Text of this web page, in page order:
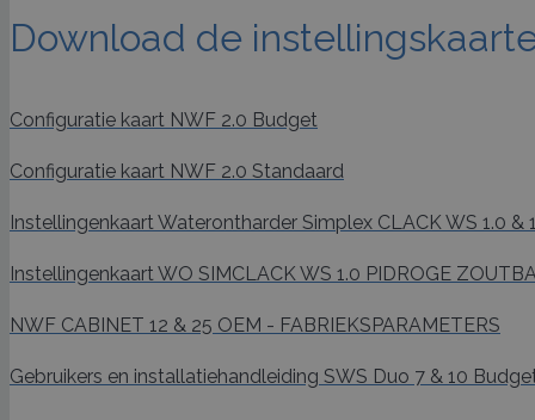
Download de
Configuratie kaart NWF 2.0 Budget
Configuratie kaart NWF 2.0 Standaard
Instellingenkaart Waterontharder Simplex CLACK WS 1.0 &
Instellingenkaart WO SIMCLACK WS 1.0 PIDROGE
NWF CABINET 12 & 25 OEM - FABRIEKSPARAMETERS
Gebruikers en installatiehandleiding SWS Duo 7 & 10